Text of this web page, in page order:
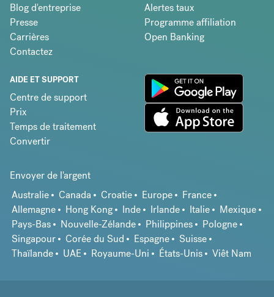
Blog d'entreprise
Presse
Carrières
Contactez
Alertes taux
Programme affiliation
Open Banking
AIDE ET SUPPORT
Centre de support
Prix
Temps de traitement
Convertir
Envoyer de l'argent
Australie
Canada Croatie Europe
France
Allemagne
Hong Kong Inde Irlande Italie
Mexique
Pays-Bas
Nouvelle-Zélande Philippines
Pologne
Singapour
Corée du Sud Espagne
Suisse
Thaïlande
UAE Royaume-Uni États-Unis Viêt Nam